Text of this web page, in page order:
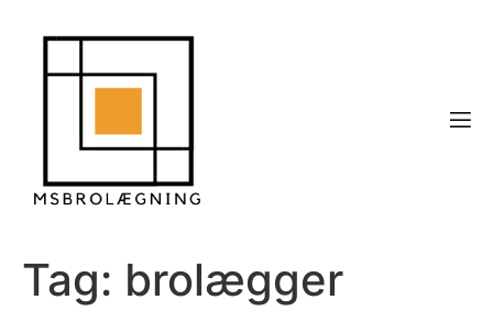
Tag: brolægger